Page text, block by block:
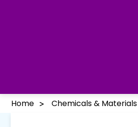
Home Chemicals & Materials